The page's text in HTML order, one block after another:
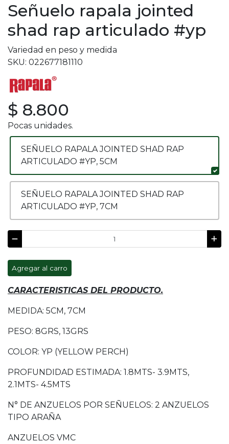
Señuelo rapala jointed
shad rap articulado #yp
Variedad en peso y medida
SKU: 022677181110
$ 8.800
Pocas unidades.
SEÑUELO RAPALA JOINTED SHAD RAP
ARTICULADO #YP, 5CM
SEÑUELO RAPALA JOINTED SHAD RAP
ARTICULADO #YP, 7CM
Agregar al carro
CARACTERISTICAS DEL PRODUCTO.
MEDIDA: 5CM, 7CM
PESO: 8GRS, 13GRS
COLOR: YP (YELLOW PERCH)
PROFUNDIDAD ESTIMADA: 1.8MTS- 3.9MTS,
2.1MTS- 4.5MTS
N° DE ANZUELOS POR SEÑUELOS: 2 ANZUELOS
TIPO ARAÑA
ANZUELOS VMC